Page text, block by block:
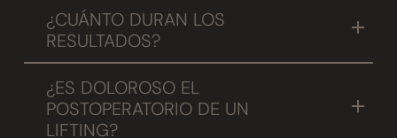
¿CUÁNTO DURAN LOS
RESULTADOS?
necesarios para mantener un lifting como
estar hidratado, protegerse del sol y utilizar
¿ES DOLOROSO EL
POSTOPERATORIO DE UN
LIFTING?